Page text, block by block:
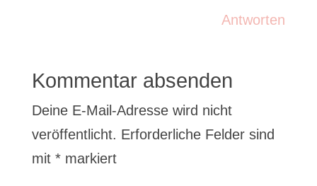
Antworten
Kommentar absenden
Deine E-Mail-Adresse wird nicht
veröffentlicht. Erforderliche Felder sind
mit *markiert